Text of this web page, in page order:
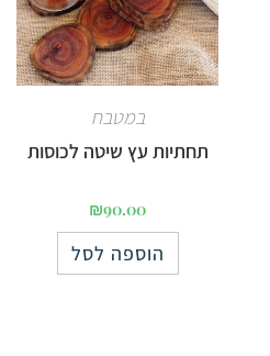
במטבח
תחתיות עץ שיטה לכוסות
₪90.00
הוספה לסל